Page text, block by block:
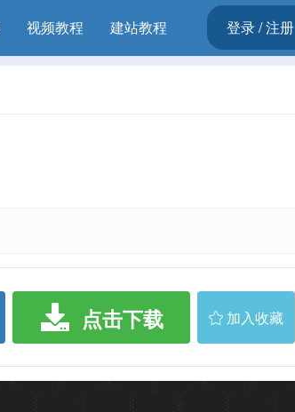
视频教程 建站教程 登录 / 注册
点击下载 加入收藏